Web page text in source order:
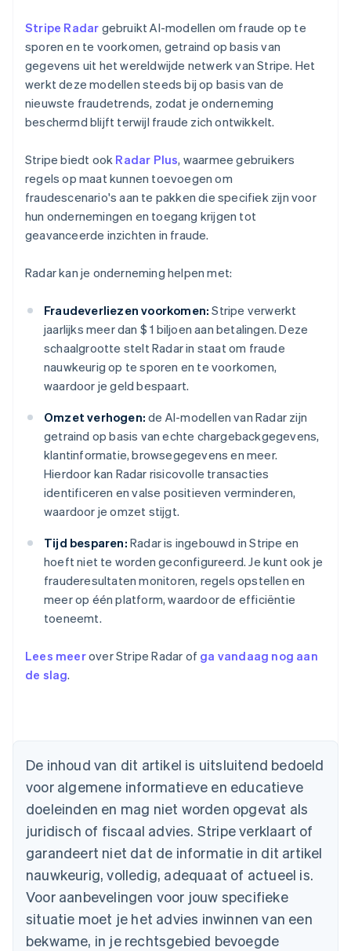
Stripe Radar gebruikt AI-modellen om fraude op te
sporen en te voorkomen, getraind op basis van
gegevens uit het wereldwijde netwerk van Stripe. Het
werkt deze modellen steeds bij op basis van de
nieuwste fraudetrends, zodat je onderneming
beschermd blijft terwijl fraude zich ontwikkelt.
Stripe biedt ook Radar Plus, waarmee gebruikers
regels op maat kunnen toevoegen om
fraudescenario's aan te pakken die specifiek zijn voor
hun ondernemingen en toegang krijgen tot
geavanceerde inzichten in fraude.
Radar kan je onderneming helpen met:
Fraudeverliezen voorkomen: Stripe verwerkt
jaarlijks meer dan $ 1 biljoen aan betalingen. Deze
schaalgrootte stelt Radar in staat om fraude
nauwkeurig op te sporen en te voorkomen,
waardoor je geld bespaart.
Omzet verhogen: de AI-modellen van Radar zijn
getraind op basis van echte chargebackgegevens,
klantinformatie, browsegegevens en meer.
Hierdoor kan Radar risicovolle transacties
identificeren en valse positieven verminderen,
waardoor je omzet stijgt.
Tijd besparen: Radar is ingebouwd in Stripe en
hoeft niet te worden geconfigureerd. Je kunt ook je
frauderesultaten monitoren, regels opstellen en
meer op één platform, waardoor de efficiëntie
toeneemt.
Lees meerover Stripe Radar of ga vandaag nog aan
de slag.
De inhoud van dit artikel is uitsluitend bedoeld
voor algemene informatieve en educatieve
doeleinden en mag niet worden opgevat als
juridisch of fiscaal advies. Stripe verklaart of
garandeert niet dat de informatie in dit artikel
nauwkeurig, volledig, adequaat of actueel is.
Voor aanbevelingen voor jouw specifieke
situatie moet je het advies inwinnen van een
bekwame, in je rechtsgebied bevoegde
Australië
Português English
Bulgarije
English
Canada
EnglishFrançais
English
Denemarken
Duitsland
DeutschEnglish
Estland